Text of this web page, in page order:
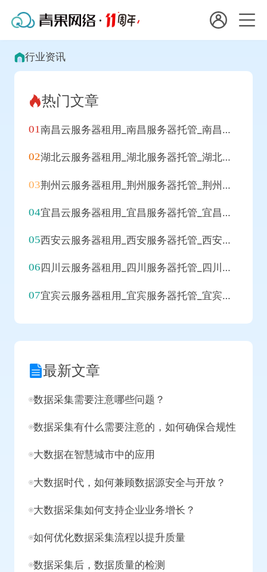
国
实名认证 未实名认证
充值
订单管理
进入控制台
行业资讯
热门文章
南昌云服务器租用_南昌服务器托管_南昌代理IP_南昌拨号VPS
湖北云服务器租用_湖北服务器托管_湖北代理IP_湖北拨号VPS
荆州云服务器租用_荆州服务器托管_荆州代理IP_荆州拨号VPS
宜昌云服务器租用_宜昌服务器托管_宜昌代理IP_宜昌拨号VPS
西安云服务器租用_西安服务器托管_西安代理IP_西安拨号VPS
四川云服务器租用_四川服务器托管_四川代理IP_四川拨号VPS
宜宾云服务器租用_宜宾服务器托管_宜宾代理IP_宜宾拨号VPS
最新文章
数据采集需要注意哪些问题？
数据采集有什么需要注意的，如何确保合规性
大数据在智慧城市中的应用
大数据时代，如何兼顾数据源安全与开放？
大数据采集如何支持企业业务增长？
如何优化数据采集流程以提升质量
数据采集后，数据质量的检测